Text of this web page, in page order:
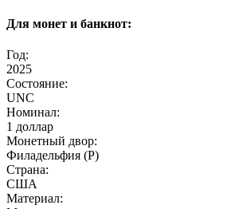
Для монет и банкнот:
Год:
2025
Состояние:
UNC
Номинал:
1 доллар
Монетный двор:
Филадельфия (P)
Страна:
США
Материал: